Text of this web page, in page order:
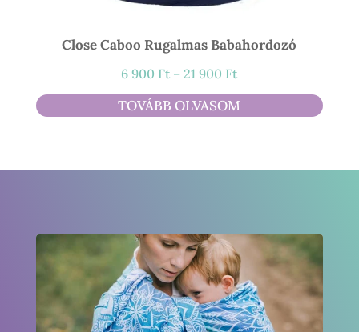
Close Caboo Rugalmas Babahordozó
6 900 Ft – 21 900 FtÁrtartomány:
6
900 Ft
TOVÁBB OLVASOM